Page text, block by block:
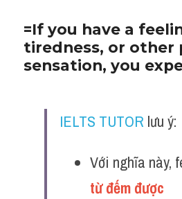
=If you have a
tiredness, or other
sensation, you
IELTS TUTOR lưu ý:
Với nghĩa này,
từ đếm được